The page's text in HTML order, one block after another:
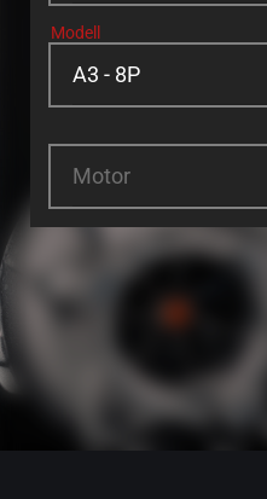
Modell
Motor